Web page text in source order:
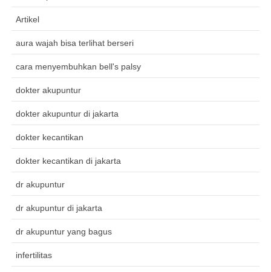
Artikel
aura wajah bisa terlihat berseri
cara menyembuhkan bell's palsy
dokter akupuntur
dokter akupuntur di jakarta
dokter kecantikan
dokter kecantikan di jakarta
dr akupuntur
dr akupuntur di jakarta
dr akupuntur yang bagus
infertilitas